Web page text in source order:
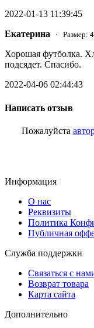
2022-01-13 11:39:45
Екатерина · Размер:
Хорошая футболка.
подсядет. Спасибо.
2022-04-06 02:44:43
Написать отзыв
Пожалуйста
Информация
О нас
Реквизиты
Политика
Публичная
Служба поддержки
Связаться с
Возврат товара
Карта сайта
Дополнительно